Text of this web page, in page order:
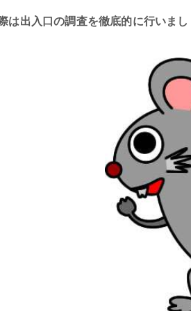
は出入口の調査を徹底的に行いま